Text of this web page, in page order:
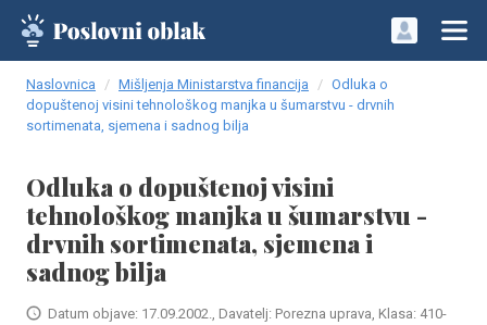
Naslovnica Mišljenja Ministarstva financija
Odluka o
dopuštenoj visini tehnološkog manjka u šumarstvu - drvnih
sortimenata, sjemena i sadnog bilja
Odluka o dopuštenoj visini
tehnološkog manjka u šumarstvu -
drvnih sortimenata, sjemena i
sadnog bilja
Datum objave: 17.09.2002., Davatelj: Porezna uprava, Klasa: 410-